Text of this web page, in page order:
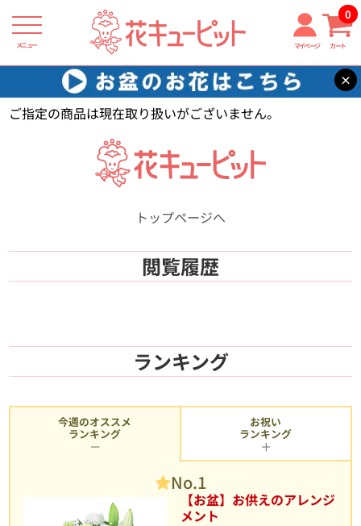
メニュー マイページ カート
0
×
花キューピット 【】
ご指定の商品は現在取り扱いがございません。
トップページへ
閲覧履歴
ランキング
今週のオススメ
ランキング
No.1
【お盆】お供えのアレンジ
メント
お祝い
ランキング